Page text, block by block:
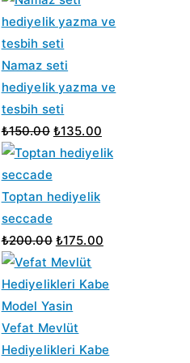
Namaz seti
hediyelik yazma ve
tesbih seti
₺150.00 O
r
j
n
a
l
f
i
y
₺135.00Ş
u
a
i
y
Toptan hediyelik
seccade
₺200.00 O
r
i
j
i
n
₺175.00Ş
a
a
Vefat Mevlüt
Hediyelikleri Kabe